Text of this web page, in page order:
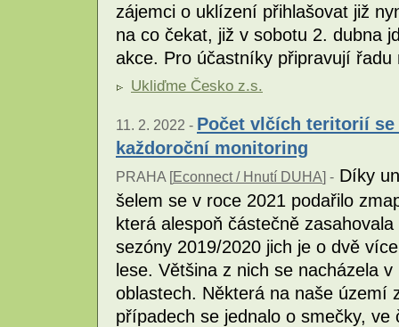
zájemci o uklízení přihlašovat již
na co čekat, již v sobotu 2. dubna
akce. Pro účastníky připravují
Ukliďme Česko z.s.
11. 2. 2022 - Počet vlčích teritorií
každoroční monitoring
PRAHA [Econnect / Hnutí DUHA] - Díky
šelem se v roce 2021 podařilo
která alespoň částečně
sezóny 2019/2020 jich je o dvě
lese. Většina z nich se nacházela
oblastech. Některá na naše území
případech se jednalo o smečky,